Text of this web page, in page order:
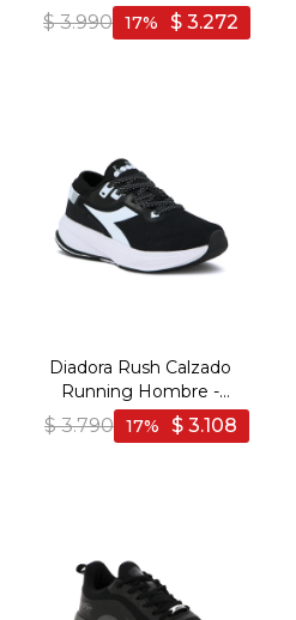
Marino
$ 3.990 $ 3.272
17
Diadora Rush Calzado
Running Hombre -
BLACK/WHITE - Negro-
Blanco
$ 3.790 $ 3.108
17